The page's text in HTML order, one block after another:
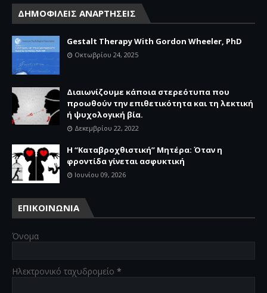
ΔΗΜΟΦΙΛΕΙΣ ΑΝΑΡΤΗΣΕΙΣ
Gestalt Therapy With Gordon Wheeler, PhD
Οκτωβρίου 24, 2025
Διαιωνίζουμε κάποια στερεότυπα που
προωθούν την επιθετικότητα και τη λεκτική
ή ψυχολογική βία.
Δεκεμβρίου 22, 2022
Η “Καταβροχθιστική” Mητέρα: Όταν η
φροντίδα γίνεται ασφυκτική
Ιουνίου 09, 2026
ΕΠΙΚΟΙΝΩΝΙΑ
Όνομα
Ηλεκτρονικό ταχυδρομείο *